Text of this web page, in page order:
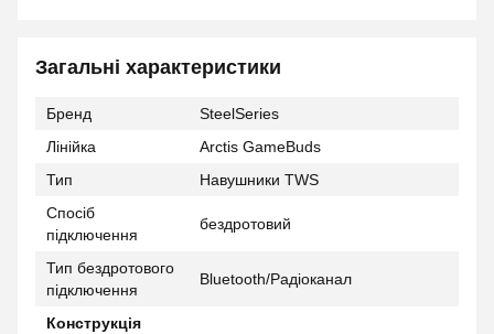
Загальні характеристики
Бренд
SteelSeries
Лінійка
Arctis GameBuds
Тип
Навушники TWS
Спосіб
підключення
бездротовий
Тип бездротового
підключення
Bluetooth/Радіоканал
Конструкція